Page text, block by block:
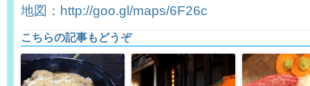
地図：http://goo.gl/maps/6F26c
こちらの記事もどうぞ